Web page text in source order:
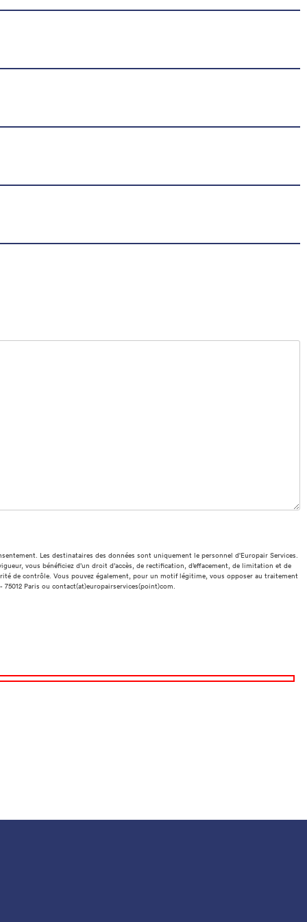
Les destinataires des données sont uniquement le personnel d'Europair Services.
vous bénéficiez d’un droit d’accès, de rectification, d’effacement, de limitation et de
de contrôle. Vous pouvez également, pour un motif légitime, vous opposer au traitement
Paris ou contact(at)europairservices(point)com.